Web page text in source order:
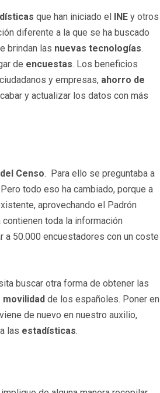
que han iniciado el INE y otros
diferente a la que se ha buscado
brindan las nuevas tecnologías.
de encuestas. Los beneficios
y empresas, ahorro de
y actualizar los datos con más
Censo. Para ello se preguntaba a
todo eso ha cambiado, porque a
aprovechando el Padrón
toda la información
a 50.000 encuestadores con un coste
buscar otra forma de obtener las
movilidad de los españoles. Poner en
de nuevo en nuestro auxilio,
las estadísticas.